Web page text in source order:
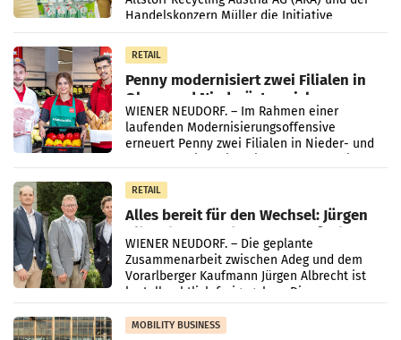
Handelskonzern Müller die Initiative
„Kreislauf-Helden“ in allen österreichischen
Müller-Filialen
RETAIL
Penny modernisiert zwei Filialen in
Ober- und Niederösterreich
WIENER NEUDORF. – Im Rahmen einer
laufenden Modernisierungsoffensive
erneuert Penny zwei Filialen in Nieder- und
RETAIL
Alles bereit für den Wechsel: Jürgen
Albrecht setzt ab 1.1.2027 auf Adeg
WIENER NEUDORF. – Die geplante
Zusammenarbeit zwischen Adeg und dem
Vorarlberger Kaufmann Jürgen Albrecht ist
kartellrechtlich freigegeben: Die
Bundeswettbewerbsbehörde und der
Bundeskartellanwalt
MOBILITY BUSINESS